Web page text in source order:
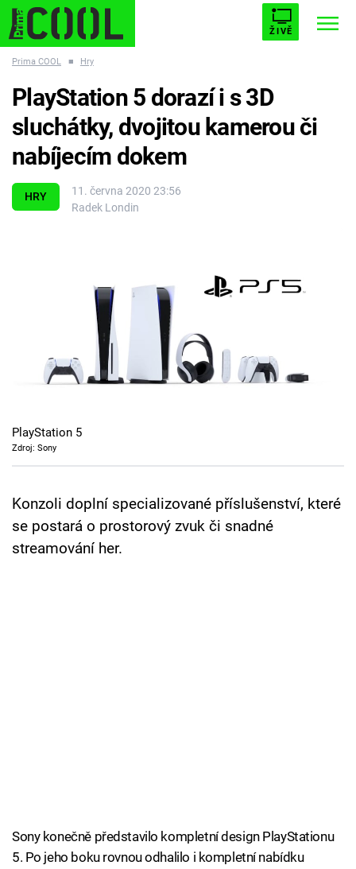
ŽIVĚ
ESCAPE PLNEJ KOTEL AVENGERS 5
Témata
Cool Esport
TV Program
Přihlášení
Prima COOL ■ Hry
HRY
11. června 2020 23:56
Radek Londin
PlayStation 5 dorazí i s 3D
sluchátky, dvojitou kamerou či
nabíjecím dokem
PlayStation 5
Zdroj: Sony
Konzoli doplní specializované příslušenství, které
se postará o prostorový zvuk či snadné
streamování her.
Sony konečně představilo kompletní design PlayStationu
5. Po jeho boku rovnou odhalilo i kompletní nabídku